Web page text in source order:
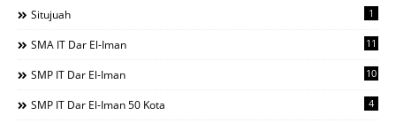
Situjuah 1
SMA IT Dar El-Iman 11
SMP IT Dar El-Iman 10
SMP IT Dar El-Iman 50 Kota 4